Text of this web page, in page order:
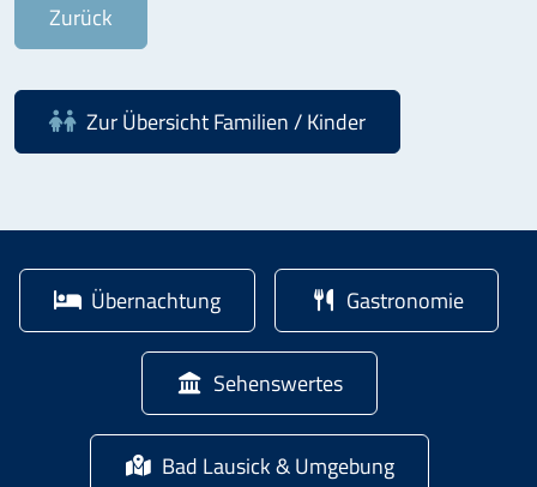
Zurück
Zur ÜbersichtFamilien / Kinder
Übernachtung Gastronomie
Sehenswertes
Bad Lausick & Umgebung